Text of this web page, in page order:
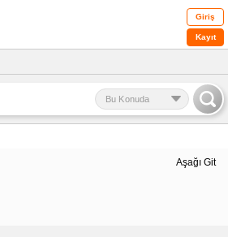
Giriş
Kayıt
Bu Konuda
Aşağı Git